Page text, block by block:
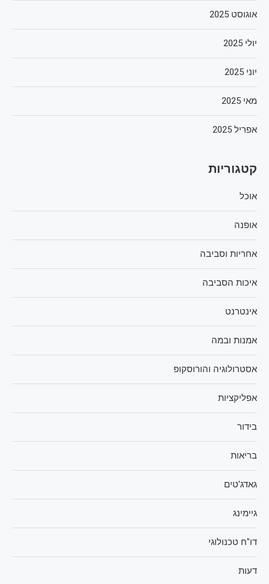
אוגוסט 2025
יולי 2025
יוני 2025
מאי 2025
אפריל 2025
קטגוריות
אוכל
אופנה
אחריות וסביבה
איכות הסביבה
אינטרנט
אמנות ובמה
אסטרולוגיה והורוסקופ
אפליקציות
בידור
בריאות
גאדג'טים
גיימינג
דו"ח טכנולוגי
דעות